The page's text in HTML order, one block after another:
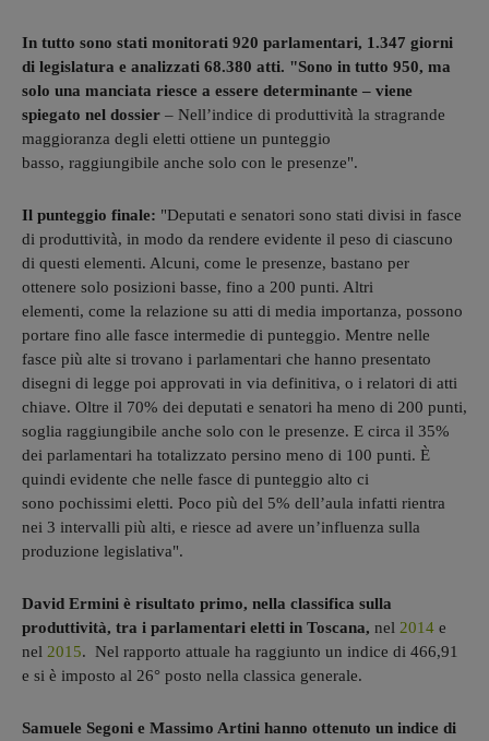
In tutto sono stati monitorati 920 parlamentari, 1.347 giorni
di legislatura e analizzati 68.380 atti. "Sono in tutto 950, ma
solo una manciata riesce a essere determinante – viene
spiegato nel dossier – Nell’indice di produttività la stragrande
maggioranza degli eletti ottiene un punteggio
basso, raggiungibile anche solo con le presenze".
Il punteggio finale: "Deputati e senatori sono stati divisi in fasce
di produttività, in modo da rendere evidente il peso di ciascuno
di questi elementi. Alcuni, come le presenze, bastano per
ottenere solo posizioni basse, fino a 200 punti. Altri
elementi, come la relazione su atti di media importanza, possono
portare fino alle fasce intermedie di punteggio. Mentre nelle
fasce più alte si trovano i parlamentari che hanno presentato
disegni di legge poi approvati in via definitiva, o i relatori di atti
chiave. Oltre il 70% dei deputati e senatori ha meno di 200 punti,
soglia raggiungibile anche solo con le presenze. E circa il 35%
dei parlamentari ha totalizzato persino meno di 100 punti. È
quindi evidente che nelle fasce di punteggio alto ci
sono pochissimi eletti. Poco più del 5% dell’aula infatti rientra
nei 3 intervalli più alti, e riesce ad avere un’influenza sulla
produzione legislativa".
David Ermini è risultato primo, nella classifica sulla
produttività, tra i parlamentari eletti in Toscana, nel 2014 e
nel 2015. Nel rapporto attuale ha raggiunto un indice di 466,91
e si è imposto al 26° posto nella classica generale.
Samuele Segoni e Massimo Artini hanno ottenuto un indice di